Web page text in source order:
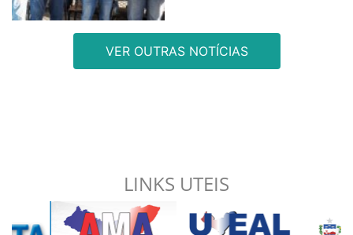
VER OUTRAS NOTÍCIAS
LINKS UTEIS